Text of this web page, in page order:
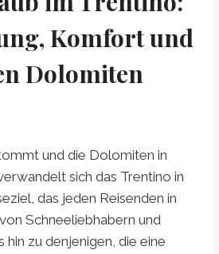
Komfort und
Dolomiten
und die Dolomiten in
sich das Trentino in
das jeden Reisenden in
Schneeliebhabern und
zu denjenigen, die eine